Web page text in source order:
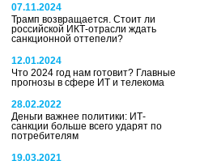
07.11.2024
Трамп возвращается. Стоит ли
российской ИКТ-отрасли ждать
санкционной оттепели?
12.01.2024
Что 2024 год нам готовит? Главные
прогнозы в сфере ИТ и телекома
28.02.2022
Деньги важнее политики: ИТ-
санкции больше всего ударят по
потребителям
19.03.2021